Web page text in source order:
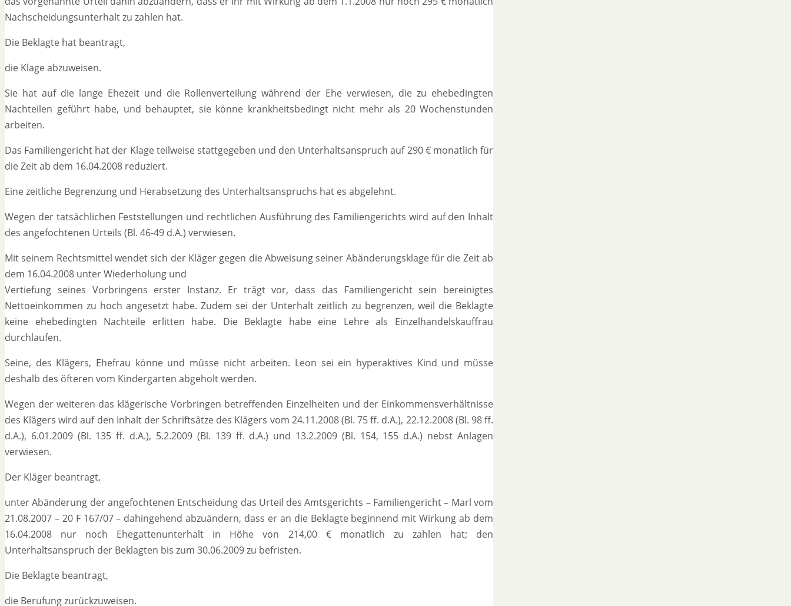
Nachscheidungsunterhalt zu zahlen hat.
Die Beklagte hat beantragt,
die Klage abzuweisen.
Sie hat auf die lange Ehezeit und die Rollenverteilung während der Ehe verwiesen, die zu ehebedingten
Nachteilen geführt habe, und behauptet, sie könne krankheitsbedingt nicht mehr als 20 Wochenstunden
arbeiten.
Das Familiengericht hat der Klage teilweise stattgegeben und den Unterhaltsanspruch auf 290 € monatlich für
die Zeit ab dem 16.04.2008 reduziert.
Eine zeitliche Begrenzung und Herabsetzung des Unterhaltsanspruchs hat es abgelehnt.
Wegen der tatsächlichen Feststellungen und rechtlichen Ausführung des Familiengerichts wird auf den Inhalt
des angefochtenen Urteils (Bl. 46-49 d.A.) verwiesen.
Mit seinem Rechtsmittel wendet sich der Kläger gegen die Abweisung seiner Abänderungsklage für die Zeit ab
dem 16.04.2008 unter Wiederholung und
Vertiefung seines Vorbringens erster Instanz. Er trägt vor, dass das Familiengericht sein bereinigtes
Nettoeinkommen zu hoch angesetzt habe. Zudem sei der Unterhalt zeitlich zu begrenzen, weil die Beklagte
keine ehebedingten Nachteile erlitten habe. Die Beklagte habe eine Lehre als Einzelhandelskauffrau
durchlaufen.
Seine, des Klägers, Ehefrau könne und müsse nicht arbeiten. Leon sei ein hyperaktives Kind und müsse
deshalb des öfteren vom Kindergarten abgeholt werden.
Wegen der weiteren das klägerische Vorbringen betreffenden Einzelheiten und der Einkommensverhältnisse
des Klägers wird auf den Inhalt der Schriftsätze des Klägers vom 24.11.2008 (Bl. 75 ff. d.A.), 22.12.2008 (Bl. 98 ff.
d.A.), 6.01.2009 (Bl. 135 ff. d.A.), 5.2.2009 (Bl. 139 ff. d.A.) und 13.2.2009 (Bl. 154, 155 d.A.) nebst Anlagen
verwiesen.
Der Kläger beantragt,
unter Abänderung der angefochtenen Entscheidung das Urteil des Amtsgerichts – Familiengericht – Marl vom
21.08.2007 – 20 F 167/07 – dahingehend abzuändern, dass er an die Beklagte beginnend mit Wirkung ab dem
16.04.2008 nur noch Ehegattenunterhalt in Höhe von 214,00 € monatlich zu zahlen hat; den
Unterhaltsanspruch der Beklagten bis zum 30.06.2009 zu befristen.
Die Beklagte beantragt,
die Berufung zurückzuweisen.